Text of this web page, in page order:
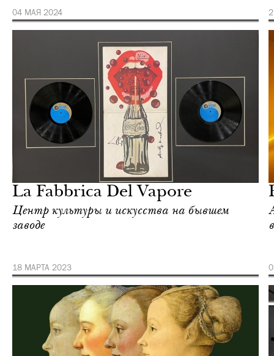
04 МАЯ 2024
La Fabbrica Del Vapore
Центр культуры и искусства на бывшем
заводе
18 МАРТА 2023